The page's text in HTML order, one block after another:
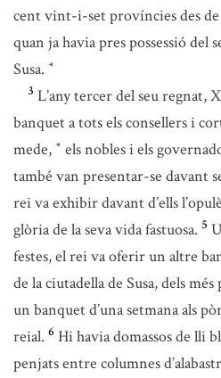
cent vint-i-set províncies des
quan ja havia pres possessió del
Susa. *
3 L’any tercer del seu regnat,
banquet a tots els consellers i
mede, * els nobles i els
també van presentar-se davant
rei va exhibir davant d’ells
glòria de la seva vida fastuosa. 5
festes, el rei va oferir un altre
de la ciutadella de Susa, dels
un banquet d’una setmana als
reial. 6 Hi havia domassos de lli
penjats entre columnes